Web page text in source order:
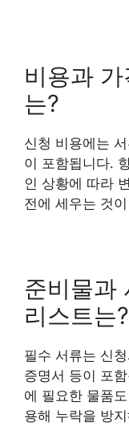
비용과
는?
신청 비용에는
이 포함됩니다.
인 상황에 따라
전에 세우는 것
준비물과
리스트는?
필수 서류는 신
증명서 등이 포
에 필요한 물품
용해 누락을 방